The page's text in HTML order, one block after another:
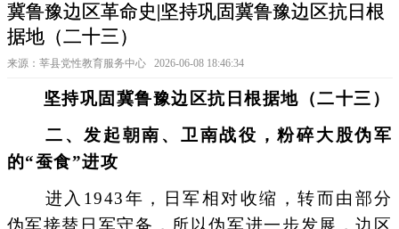
冀鲁豫边区革命史|坚持巩固冀鲁豫边区抗日根
据地（二十三）
来源：莘县党性教育服务中心 2026-06-08 18:46:34
坚持巩固冀鲁豫边区抗日根据地（二十三）
二、发起朝南、卫南战役，粉碎大股伪军
的“蚕食”进攻
进入1943年，日军相对收缩，转而由部分
伪军接替日军守备，所以伪军进一步发展，边区